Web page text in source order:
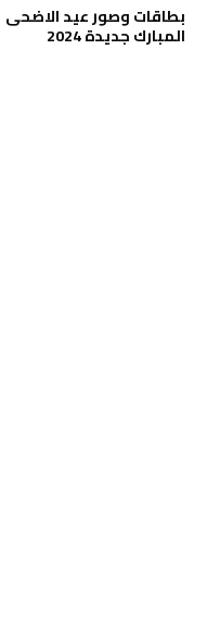
بطاقات وصور عيد الاضحى
المبارك جديدة 2024